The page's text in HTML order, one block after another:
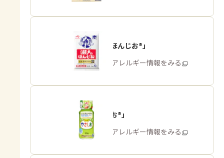
「瀬戸のほんじお®」
商品・アレルギー情報をみる
「やさしお®」
商品・アレルギー情報をみる